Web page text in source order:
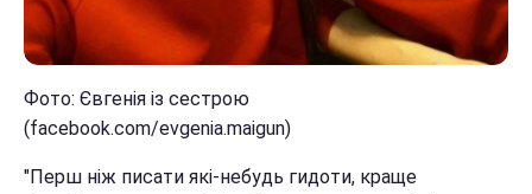
Фото: Євгенія із сестрою
(facebook.com/evgenia.maigun)
"Перш ніж писати які-небудь гидоти, краще